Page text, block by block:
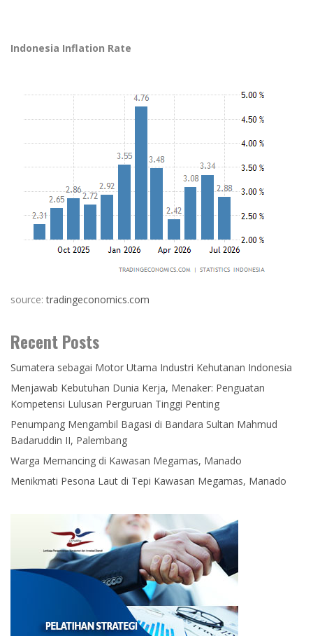
Indonesia Inflation Rate
source:tradingeconomics.com
Recent Posts
Sumatera sebagai Motor Utama Industri Kehutanan Indonesia
Menjawab Kebutuhan Dunia Kerja, Menaker: Penguatan
Kompetensi Lulusan Perguruan Tinggi Penting
Penumpang Mengambil Bagasi di Bandara Sultan Mahmud
Badaruddin II, Palembang
Warga Memancing di Kawasan Megamas, Manado
Menikmati Pesona Laut di Tepi Kawasan Megamas, Manado